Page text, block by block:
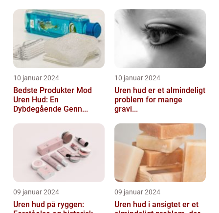
10 januar 2024
Bedste Produkter Mod
Uren Hud: En
Dybdegående Genn...
10 januar 2024
Uren hud er et almindeligt
problem for mange
gravi...
09 januar 2024
Uren hud på ryggen:
09 januar 2024
Uren hud i ansigtet er et